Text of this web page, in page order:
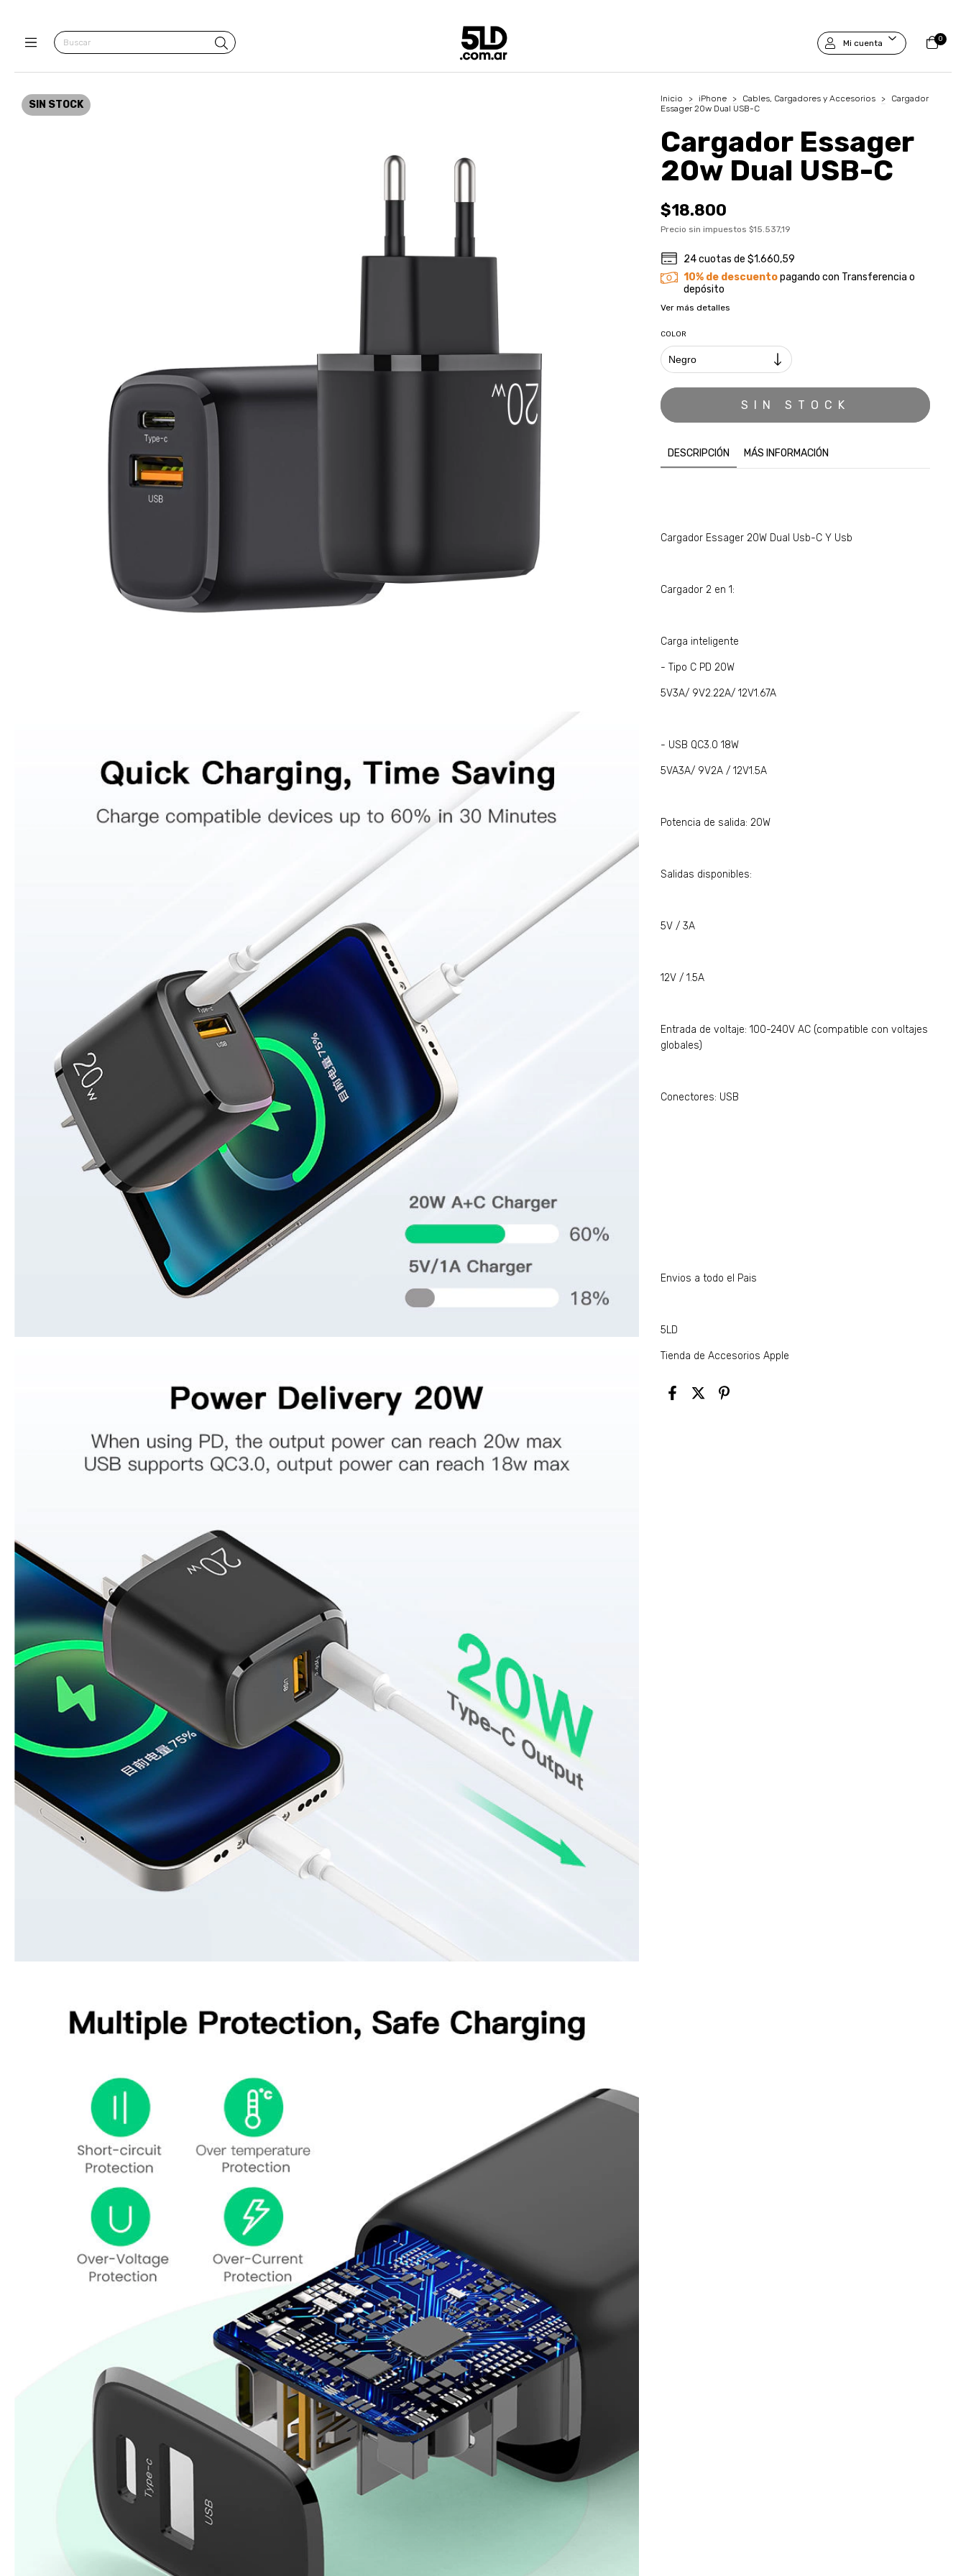
Mi cuenta 0
SIN STOCK Inicio > iPhone > Cables, Cargadores y Accesorios >
Cargador
Essager 20w Dual USB-C
Cargador Essager
20w Dual USB-C
$18.800
Precio sin impuestos$15.537,19
24cuotas de $1.660,59
10% de descuentopagando con Transferencia o
depósito
Ver más detalles
COLOR
DESCRIPCIÓN MÁS INFORMACIÓN
Cargador Essager 20W Dual Usb-C Y Usb
Cargador 2 en 1:
Carga inteligente
- Tipo C PD 20W
5V3A/ 9V2.22A/ 12V1.67A
- USB QC3.0 18W
5VA3A/ 9V2A / 12V1.5A
Potencia de salida: 20W
Salidas disponibles:
5V / 3A
12V / 1.5A
Entrada de voltaje: 100-240V AC (compatible con voltajes
globales)
Conectores: USB
Envios a todo el Pais
5LD
Tienda de Accesorios Apple